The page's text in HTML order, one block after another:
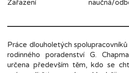
Zařazení naučná/
Práce dlouholetých
rodinného poradenství G.
určena především těm, kdo se